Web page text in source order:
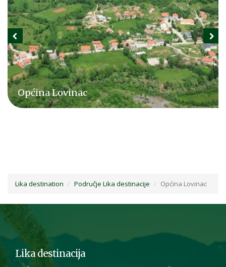
Općina Lovinac
Lika destination Područje Lika destinacije Općina Lovinac
Lika destinacija